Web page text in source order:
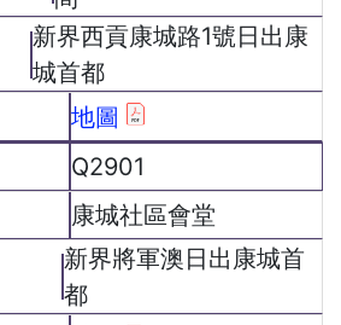
新界西貢康城路1號日出康
城首都
地圖
Q2901
康城社區會堂
新界將軍澳日出康城首
都